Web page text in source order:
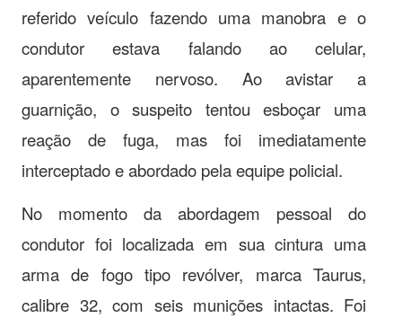
referido veículo fazendo uma manobra e o
condutor estava falando ao celular,
aparentemente nervoso. Ao avistar a
guarnição, o suspeito tentou esboçar uma
reação de fuga, mas foi imediatamente
interceptado e abordado pela equipe policial.
No momento da abordagem pessoal do
condutor foi localizada em sua cintura uma
arma de fogo tipo revólver, marca Taurus,
calibre 32, com seis munições intactas. Foi